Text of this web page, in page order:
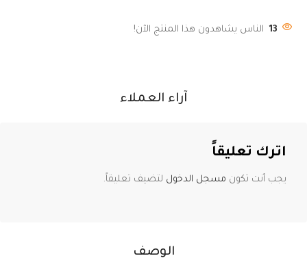
13 الناس يشاهدون هذا المنتج الآن!
الوصف
آراء العملاء
اترك تعليقاً
يجب أنت تكون مسجل الدخول لتضيف تعليقاً.